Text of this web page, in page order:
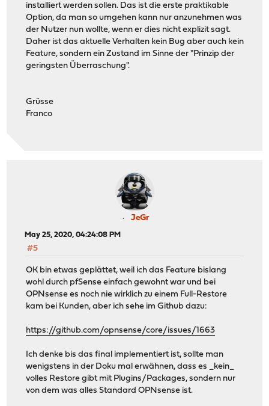
installiert werden sollen. Das ist die erste praktikable
Option, da man so umgehen kann nur anzunehmen was
der Nutzer nun wollte, wenn er dies nicht explizit sagt.
Daher ist das aktuelle Verhalten kein Bug aber auch kein
Feature, sondern ein Zustand im Sinne der "Prinzip der
geringsten Überraschung".
Grüsse
Franco
JeGr
May 25, 2020, 04:24:08 PM
#5
OK bin etwas geplättet, weil ich das Feature bislang
wohl durch pfSense einfach gewohnt war und bei
OPNsense es noch nie wirklich zu einem Full-Restore
kam bei Kunden, aber ich sehe im Github dazu:
https://github.com/opnsense/core/issues/1663
Ich denke bis das final implementiert ist, sollte man
wenigstens in der Doku mal erwähnen, dass es _kein_
volles Restore gibt mit Plugins/Packages, sondern nur
von dem was alles Standard OPNsense ist.